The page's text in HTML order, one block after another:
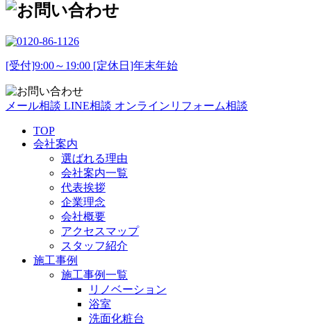
[受付]9:00～19:00 [定休日]年末年始
メール相談 LINE相談 オンラインリフォーム相談
TOP
会社案内
選ばれる理由
会社案内一覧
代表挨拶
企業理念
会社概要
アクセスマップ
スタッフ紹介
施工事例
施工事例一覧
リノベーション
浴室
洗面化粧台